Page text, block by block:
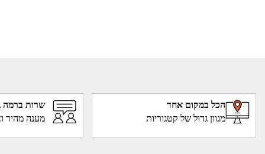
הכל במקום אחד
מגוון גדול של קטגוריות
שרות ברמה
מענה מהיר